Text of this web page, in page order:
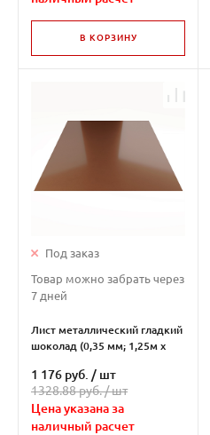
В КОРЗИНУ
Под заказ
Товар можно забрать через
7 дней
Лист металлический гладкий
шоколад (0,35 мм; 1,25м х
1 176 руб. / шт
1328.88 руб. /шт
Цена указана за
наличный расчет